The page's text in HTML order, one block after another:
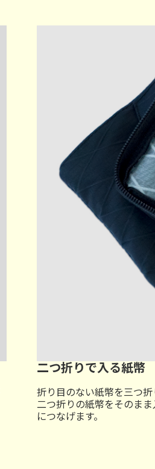
二つ折りで入る紙幣
折り目のない紙幣を三つ
二つ折りの紙幣をそのま
につなげます。